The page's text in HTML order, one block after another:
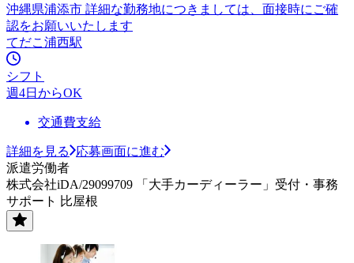
沖縄県浦添市 詳細な勤務地につきましては、面接時にご確
認をお願いいたします
てだこ浦西駅
シフト
週4日からOK
交通費支給
詳細を見る
応募画面に進む
派遣労働者
株式会社iDA/29099709 「大手カーディーラー」受付・事務
サポート 比屋根